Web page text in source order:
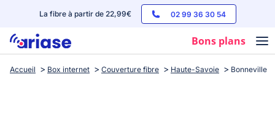
La fibre à partir de 22,99€ 02 99 36 30 54
Bons plans
Box internet
Accueil Box internet Couverture fibre Haute-Savoie Bonneville